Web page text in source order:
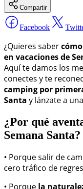
Compartir
Facebook
¿Quieres saber
en vacaciones de
Aquí te damos los
conectes y te
camping por
Santa y lánzate a
¿Por qué
Semana Santa?
• Porque salir de
cero tráfico de
• Porque la